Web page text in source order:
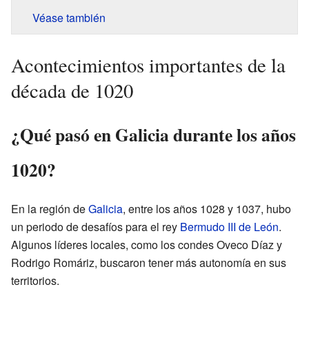
Véase también
Acontecimientos importantes de la
década de 1020
¿Qué pasó en Galicia durante los años
1020?
En la región deGalicia, entre los años 1028 y 1037, hubo
un periodo de desafíos para el rey Bermudo III de León.
Algunos líderes locales, como los condes Oveco Díaz y
Rodrigo Romáriz, buscaron tener más autonomía en sus
territorios.